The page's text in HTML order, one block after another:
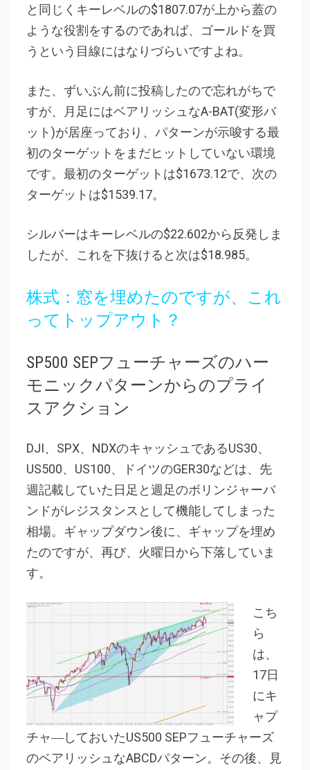
と同じくキーレベルの$1807.07が上から蓋の
ような役割をするのであれば、ゴールドを買
うという目線にはなりづらいですよね。
また、ずいぶん前に投稿したので忘れがちで
すが、月足にはベアリッシュなA-BAT(変形バ
ット)が居座っており、パターンが示唆する最
初のターゲットをまだヒットしていない環境
です。最初のターゲットは$1673.12で、次の
ターゲットは$1539.17。
シルバーはキーレベルの$22.602から反発しま
したが、これを下抜けると次は$18.985。
株式：窓を埋めたのですが、これ
ってトップアウト？
SP500 SEPフューチャーズのハー
モニックパターンからのプライ
スアクション
DJI、SPX、NDXのキャッシュであるUS30、
US500、US100、ドイツのGER30などは、先
週記載していた日足と週足のボリンジャーバ
ンドがレジスタンスとして機能してしまった
相場。ギャップダウン後に、ギャップを埋め
たのですが、再び、火曜日から下落していま
す。
こち
ら
は、
17日
にキ
ャプ
チャ―しておいたUS500 SEPフューチャーズ
のベアリッシュなABCDパターン。その後、見